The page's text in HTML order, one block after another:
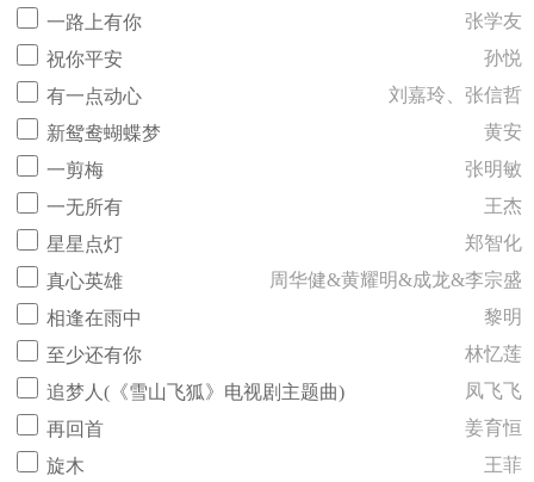
一路上有你
张学友
祝你平安
孙悦
有一点动心
刘嘉玲、张信哲
新鸳鸯蝴蝶梦
黄安
一剪梅
张明敏
一无所有
王杰
星星点灯
郑智化
真心英雄
周华健&黄耀明&成龙&李宗盛
相逢在雨中
黎明
至少还有你
林忆莲
追梦人(《雪山飞狐》电视剧主题曲)
凤飞飞
再回首
姜育恒
旋木
王菲